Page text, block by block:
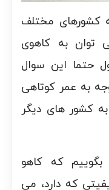
کشورهای مختلف
توان به کاهوی
حتما این سوال
به عمر کوتاهی
کشور های دیگر
که کاهو
که دارد، می